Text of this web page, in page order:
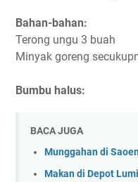
Bahan-bahan:
Terong ungu 3 buah
Minyak goreng
Bumbu halus:
BACA JUGA
Munggahan di
Makan di Depot